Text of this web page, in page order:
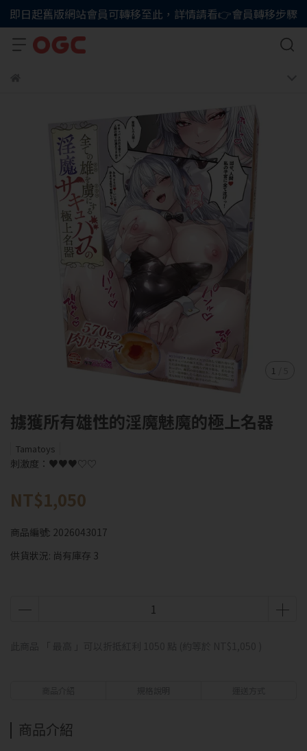
即日起舊版網站會員可轉移至此，詳情請看👉會員轉移步驟
1
擄獲所有雄性的淫魔魅魔的極上名器
Tamatoys
刺激度：♥♥♥♡♡
NT$1,050
商品編號: 2026043017
供貨狀況: 尚有庫存 3
商品介紹